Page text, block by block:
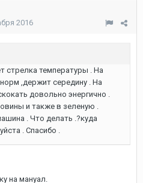
2016
стрелка температуры . На
,держит середину . На
довольно энергично .
и также в зеленую .
. Что делать .?куда
. Спасибо .
на мануал.